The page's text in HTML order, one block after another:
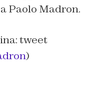
Paolo Madron.
tweet
)